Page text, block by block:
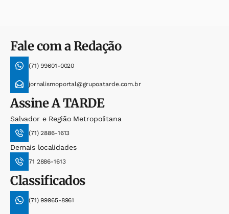
Fale com a Redação
(71) 99601-0020
jornalismoportal@grupoatarde.com.br
AssineA TARDE
Salvador e Região Metropolitana
(71) 2886-1613
Demais localidades
71 2886-1613
Classificados
(71) 99965-8961